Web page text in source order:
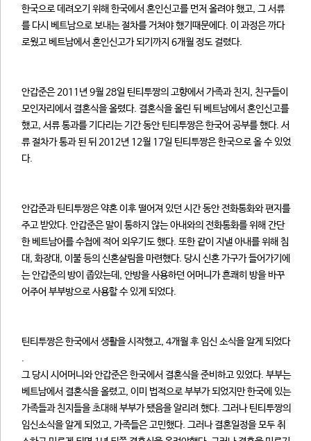
한국으로 데려오기 위해 한국에서 혼인신고를 먼저 올려야 했고, 그 서류
를 다시 베트남으로 보내는 절차를 거쳐야 했기때문에다. 이 과정은 까다
로웠고 베트남에서 혼인신고가 되기까지 6개월 정도 걸렸다.
안갑준은 2011년 9월 28일 틴티투짱의 고향에서 가족과 친지, 친구들이
모인자리에서 결혼식을 올렸다. 결혼식을 올린 뒤 베트남에서 혼인신고를
했고, 서류 통과를 기다리는 기간 동안 틴티투짱은 한국어 공부를 했다. 서
류 절차가 통과 된 뒤 2012년 12월 17일 틴티투짱은 한국으로 올 수 있었
다.
안갑준과 틴티투짱은 약혼 이후 떨어져 있던 시간 동안 전화통화와 편지를
주고 받았다. 안갑준은 말이 통하지 않는 아내와의 전화통화를 위해 간단
한 베트남어를 수첩에 적어 외우기도 했다. 또한 같이 지낼 아내를 위해 침
대, 화장대, 이불 등의 신혼살림을 마련했다. 당시 신혼 가구가 들어가기에
는 안갑준의 방이 좁았는데, 안방을 사용하던 어머니가 흔쾌히 방을 바꾸
어주어 부부방으로 사용할 수 있게 되었다.
틴티투짱은 한국에서 생활을 시작했고, 4개월 후 임신 소식을 알게 되었다
.
그 당시 시어머니와 안갑준은 한국에서 결혼식을 준비하고 있었다. 부부는
베트남에서 결혼식을 올렸고, 이미 법적으로 부부가 되었지만 한국에 있는
가족들과 친지들을 초대해 부부가 됐음을 알리려 했다. 그러나 틴티투짱의
임신소식을 알게 되었고, 가족들은 고민했다. 그러나 결혼일정을 모두 취